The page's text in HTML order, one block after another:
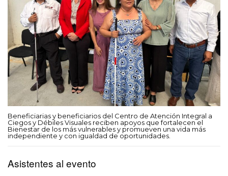
Beneficiarias y beneficiarios del Centro de Atención Integral a
Ciegos y Débiles Visuales reciben apoyos que fortalecen el
Bienestar de los más vulnerables y promueven una vida más
independiente y con igualdad de oportunidades.
Asistentes al evento